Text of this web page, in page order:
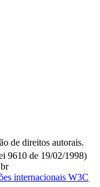
de direitos autorais.
9610 de 19/02/1998)